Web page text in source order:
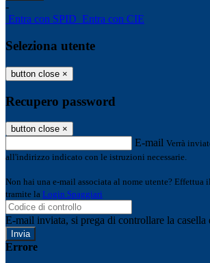
-
Entra con SPID Entra con CIE
Seleziona utente
button close ×
Recupero password
button close ×
E-mail Verrà
all'indirizzo indicato con le istruzioni necessarie.
Non hai una e-mail associata al nome utente? Effettua
tramite la Login Spaggiari
E-mail inviata, si prega di controllare la casella
Errore